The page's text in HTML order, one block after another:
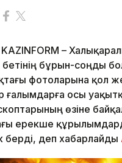
–
бұрын-соңды
фотоларына қол
ғалымдарға осы
өзіне
ерекше
берді, деп хабарлайды